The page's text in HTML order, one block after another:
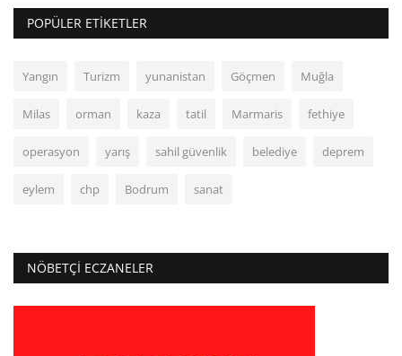
POPÜLER ETIKETLER
Yangın Turizm yunanistan Göçmen Muğla
Milas orman kaza tatil Marmaris fethiye
operasyon yarış sahil güvenlik belediye deprem
eylem chp Bodrum sanat
NÖBETÇI ECZANELER